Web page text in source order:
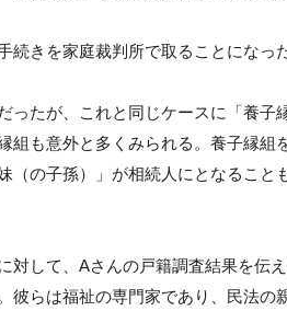
続きを家庭裁判所で取ることになった
ったが、これと同じケースに「養子
組も意外と多くみられる。養子縁組
（の子孫）」が相続人にとなるこ
対して、Aさんの戸籍調査結果を伝
彼らは福祉の専門家であり、民法